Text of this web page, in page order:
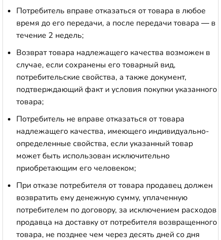
Потребитель вправе отказаться от товара в любое
время до его передачи, а после передачи товара — в
течение 2 недель;
Возврат товара надлежащего качества возможен в
случае, если сохранены его товарный вид,
потребительские свойства, а также документ,
подтверждающий факт и условия покупки указанного
товара;
Потребитель не вправе отказаться от товара
надлежащего качества, имеющего индивидуально-
определенные свойства, если указанный товар
может быть использован исключительно
приобретающим его человеком;
При отказе потребителя от товара продавец должен
возвратить ему денежную сумму, уплаченную
потребителем по договору, за исключением расходов
продавца на доставку от потребителя возвращенного
товара, не позднее чем через десять дней со дня